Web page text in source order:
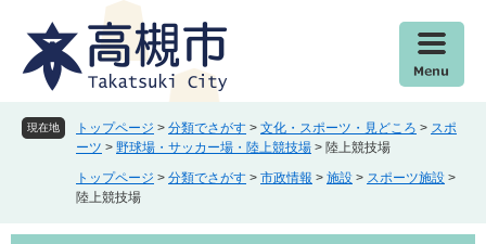
文
現在地 トップページ > 分類でさがす > 文化・スポーツ・見どころ > スポ
ーツ > 野球場・サッカー場・陸上競技場 > 陸上競技場
トップページ > 分類でさがす > 市政情報 > 施設 > スポーツ施設 >
陸上競技場